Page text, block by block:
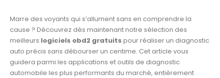
Marre des voyants qui s’allument sans en comprendre la
cause ? Découvrez dès maintenant notre sélection des
meilleurs logiciels obd2 gratuits pour réaliser un diagnostic
auto précis sans débourser un centime. Cet article vous
guidera parmi les applications et outils de diagnostic
automobile les plus performants du marché, entièrement